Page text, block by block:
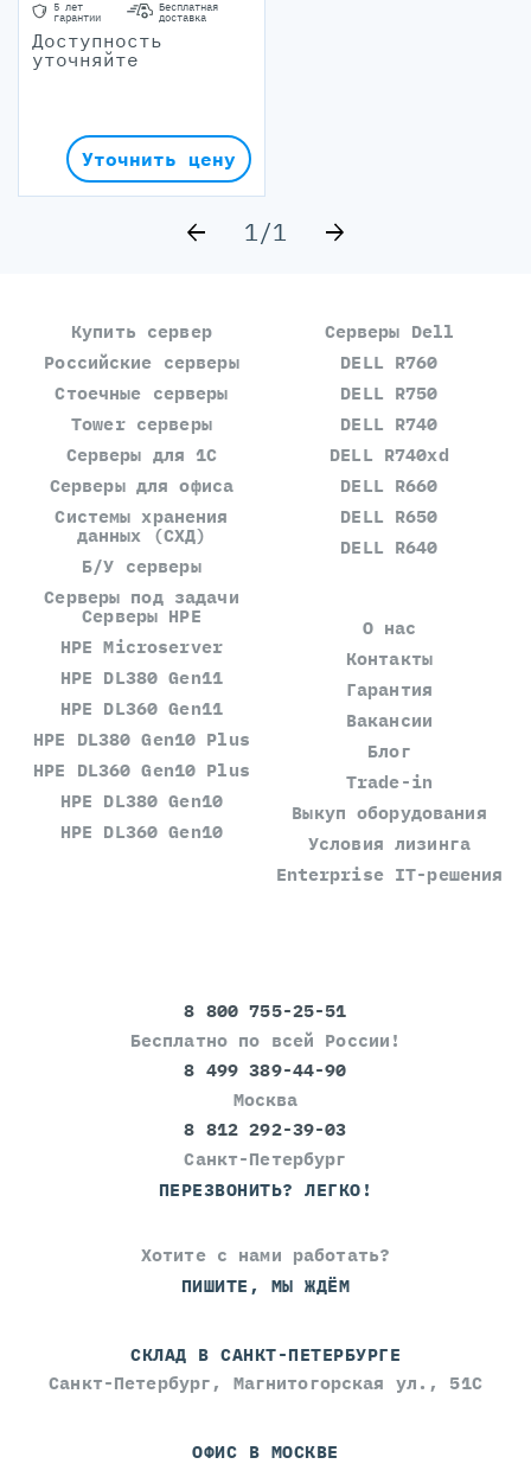
W 80 PLUS Platinum
5 лет
гарантии
Бесплатная
доставка
Доступность
уточняйте
Уточнить цену
1/1
Купить сервер
Российские серверы
Стоечные серверы
Tower серверы
Серверы для 1С
Серверы для офиса
Системы хранения
данных (СХД)
Б/У серверы
Серверы под задачи
Серверы Dell
DELL R760
DELL R750
DELL R740
DELL R740xd
DELL R660
DELL R650
DELL R640
Серверы HPE
HPE Microserver
HPE DL380 Gen11
HPE DL360 Gen11
HPE DL380 Gen10 Plus
HPE DL360 Gen10 Plus
HPE DL380 Gen10
HPE DL360 Gen10
О нас
Контакты
Гарантия
Вакансии
Блог
Trade-in
Выкуп оборудования
Условия лизинга
Enterprise IT-решения
8 800 755-25-51
Бесплатно по всей России!
8 499 389-44-90
Москва
8 812 292-39-03
Санкт-Петербург
ПЕРЕЗВОНИТЬ? ЛЕГКО!
Хотите с нами работать?
ПИШИТЕ, МЫ ЖДЁМ
СКЛАД В САНКТ-ПЕТЕРБУРГЕ
Санкт-Петербург, Магнитогорская ул., 51С
ОФИС В МОСКВЕ